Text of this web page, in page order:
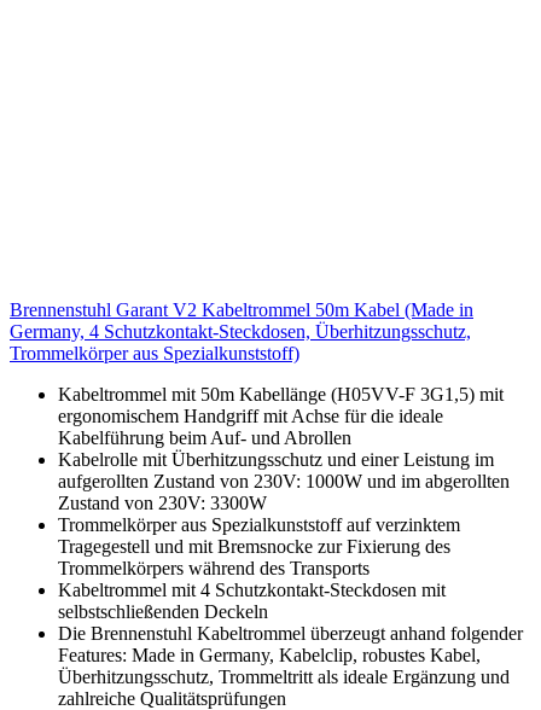
Brennenstuhl Garant V2 Kabeltrommel 50m Kabel (Made in
Germany, 4 Schutzkontakt-Steckdosen, Überhitzungsschutz,
Trommelkörper aus Spezialkunststoff)
Kabeltrommel mit 50m Kabellänge (H05VV-F 3G1,5) mit
ergonomischem Handgriff mit Achse für die ideale
Kabelführung beim Auf- und Abrollen
Kabelrolle mit Überhitzungsschutz und einer Leistung im
aufgerollten Zustand von 230V: 1000W und im abgerollten
Zustand von 230V: 3300W
Trommelkörper aus Spezialkunststoff auf verzinktem
Tragegestell und mit Bremsnocke zur Fixierung des
Trommelkörpers während des Transports
Kabeltrommel mit 4 Schutzkontakt-Steckdosen mit
selbstschließenden Deckeln
Die Brennenstuhl Kabeltrommel überzeugt anhand folgender
Features: Made in Germany, Kabelclip, robustes Kabel,
Überhitzungsschutz, Trommeltritt als ideale Ergänzung und
zahlreiche Qualitätsprüfungen